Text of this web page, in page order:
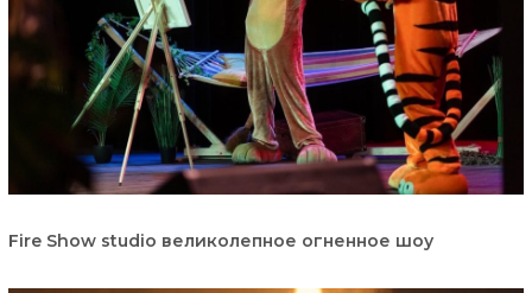
Fire Show studio великолепное огненное шоу